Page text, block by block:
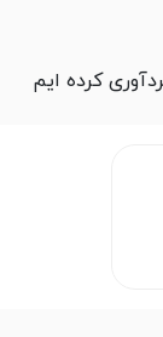
کرده ایم